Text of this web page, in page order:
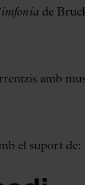
de
amb
el suport de: